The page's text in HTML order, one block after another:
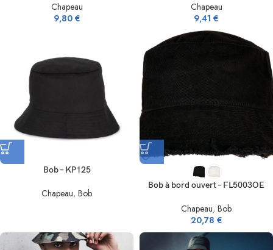
Chapeau
9,80 €
Chapeau
9,41 €
Bob – KP125
Chapeau, Bob
Bob à bord ouvert – FL5003OE
Chapeau, Bob
20,78 €